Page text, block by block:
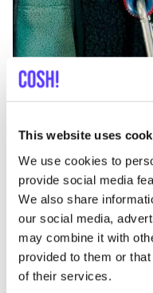
This website uses
We use cookies to
provide social media
We also share
our social media,
may combine it with
provided to them or
of their services.